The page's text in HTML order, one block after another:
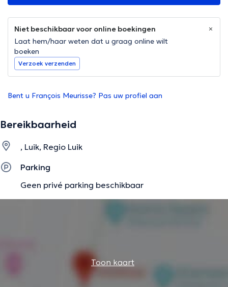
Niet beschikbaar voor online boekingen
Laat hem/haar weten dat u graag online wilt
boeken
Verzoek verzenden
Bent u François Meurisse? Pas uw profiel aan
Bereikbaarheid
, Luik, Regio Luik
Parking
Geen privé parking beschikbaar
Toon kaart